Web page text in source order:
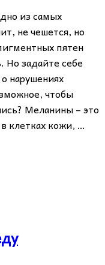
из самых
не чешется, но
пятен
Но задайте себе
нарушениях
чтобы
Меланины – это
клетках кожи, …